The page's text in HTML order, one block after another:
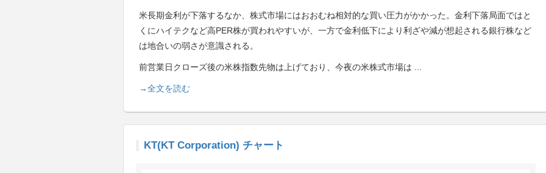
米長期金利が下落するなか、株式市場にはおおむね相対的な買い圧力がかかった。金利下落局面ではと
くにハイテクなど高PER株が買われやすいが、一方で金利低下により利ざや減が想起される銀行株など
は地合いの弱さが意識される。
前営業日クローズ後の米株指数先物は上げており、今夜の米株式市場は
→全文を読む
KT(KT Corporation) チャート